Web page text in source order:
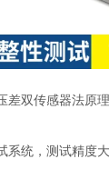
差双传感器法原
系统，测试精度